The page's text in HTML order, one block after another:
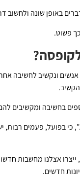
באופן שונה
פשוט.
ונקשיב לחשיבה
בחשיבה ומקשיבים
כי בפועל, פעמים רבות,
אצלנו מחשבות
חדשים.